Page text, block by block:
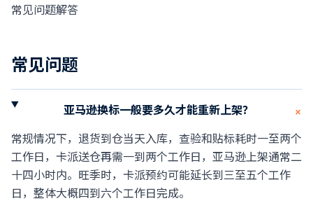
常见问题解答
常见问题
亚马逊换标一般要多久才能重新上架？ +
常规情况下，退货到仓当天入库，查验和贴标耗时一至两个
工作日，卡派送仓再需一到两个工作日，亚马逊上架通常二
十四小时内。旺季时，卡派预约可能延长到三至五个工作
日，整体大概四到六个工作日完成。